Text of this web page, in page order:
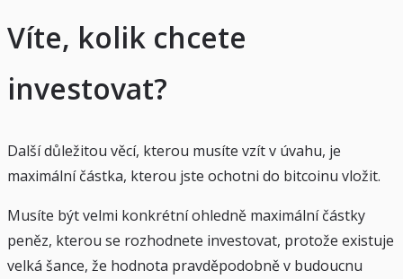
Víte, kolik chcete
investovat?
Další důležitou věcí, kterou musíte vzít v úvahu, je
maximální částka, kterou jste ochotni do bitcoinu vložit.
Musíte být velmi konkrétní ohledně maximální částky
peněz, kterou se rozhodnete investovat, protože existuje
velká šance, že hodnota pravděpodobně v budoucnu